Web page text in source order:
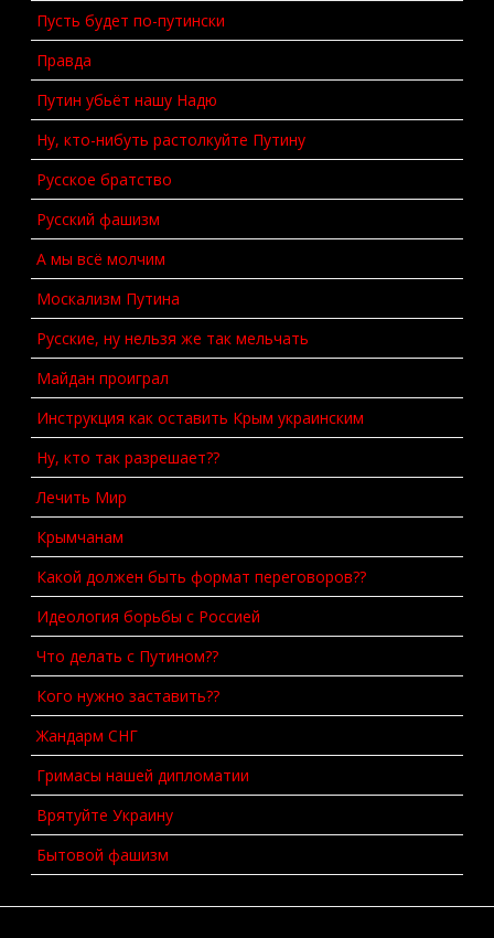
Пусть будет по-путински
Правда
Путин убьёт нашу Надю
Ну, кто-нибуть растолкуйте Путину
Русское братство
Русский фашизм
А мы всё молчим
Москализм Путина
Русские, ну нельзя же так мельчать
Майдан проиграл
Инструкция как оставить Крым украинским
Ну, кто так разрешает??
Лечить Мир
Крымчанам
Какой должен быть формат переговоров??
Идеология борьбы с Россией
Что делать с Путином??
Кого нужно заставить??
Жандарм СНГ
Гримасы нашей дипломатии
Врятуйте Украину
Бытовой фашизм